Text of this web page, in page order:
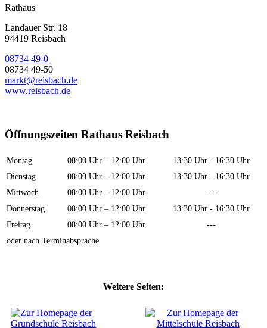
Rathaus
Landauer Str. 18
94419 Reisbach
08734 49-0
08734 49-50
markt@reisbach.de
www.reisbach.de
Öffnungszeiten Rathaus Reisbach
Montag 08:00 Uhr – 12:00 Uhr
13:30 Uhr - 16:30 Uhr
Dienstag
08:00 Uhr – 12:00 Uhr
13:30 Uhr - 16:30 Uhr
Mittwoch
08:00 Uhr – 12:00 Uhr
---
Donnerstag
08:00 Uhr – 12:00 Uhr
13:30 Uhr - 16:30 Uhr
Freitag
08:00 Uhr – 12:00 Uhr
---
oder nach Terminabsprache
Weitere Seiten: